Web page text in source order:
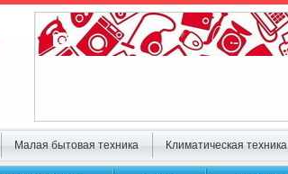
Малая бытовая техника Климатическая техника